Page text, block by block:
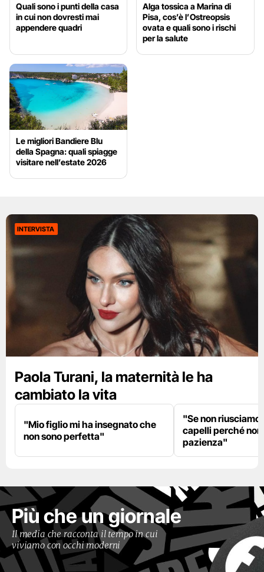
Quali sono i punti della casa
in cui non dovresti mai
appendere quadri
Alga tossica a Marina di
Pisa, cos’è l’Ostreopsis
ovata e quali sono i rischi
per la salute
Le migliori Bandiere Blu
della Spagna: quali spiagge
visitare nell’estate 2026
INTERVISTA
Paola Turani, la maternità le ha
cambiato la vita
"Mio figlio mi ha insegnato che
non sono perfetta"
"Se non riusciamo
capelli perché
pazienza"
Più che un giornale
Il media che racconta il tempo in cui
viviamo con occhi moderni